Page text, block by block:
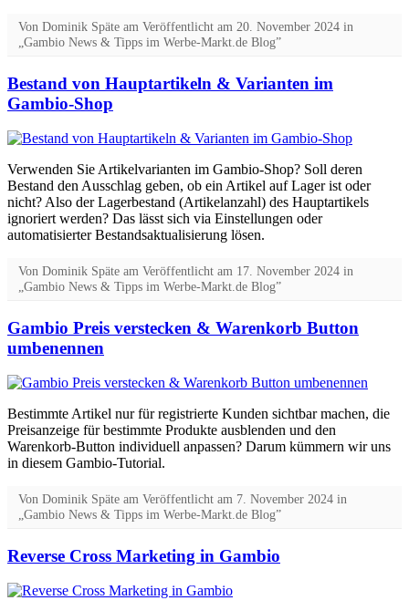
Von Dominik Späteam Veröffentlicht am 20. November 2024in
„Gambio News & Tipps im Werbe-Markt.de Blog”
Bestand von Hauptartikeln & Varianten im
Gambio-Shop
Verwenden Sie Artikelvarianten im Gambio-Shop? Soll deren
Bestand den Ausschlag geben, ob ein Artikel auf Lager ist oder
nicht? Also der Lagerbestand (Artikelanzahl) des Hauptartikels
ignoriert werden? Das lässt sich via Einstellungen oder
automatisierter Bestandsaktualisierung lösen.
Von Dominik Späteam Veröffentlicht am 17. November 2024in
„Gambio News & Tipps im Werbe-Markt.de Blog”
Gambio Preis verstecken & Warenkorb Button
umbenennen
Bestimmte Artikel nur für registrierte Kunden sichtbar machen, die
Preisanzeige für bestimmte Produkte ausblenden und den
Warenkorb-Button individuell anpassen? Darum kümmern wir uns
in diesem Gambio-Tutorial.
Von Dominik Späteam Veröffentlicht am 7. November 2024in
„Gambio News & Tipps im Werbe-Markt.de Blog”
Reverse Cross Marketing in Gambio